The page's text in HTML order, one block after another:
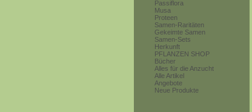
Passiflora
Musa
Proteen
Samen-Raritäten
Gekeimte Samen
Samen-Sets
Herkunft
PFLANZEN SHOP
Bücher
Alles für die Anzucht
Alle Artikel
Angebote
Neue Produkte